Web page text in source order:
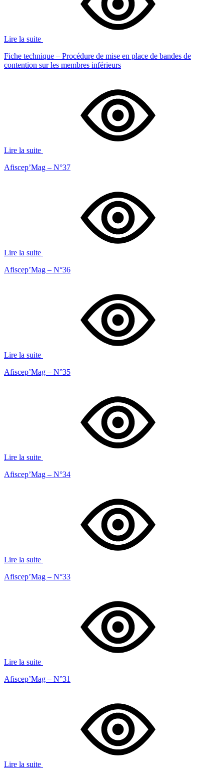
Lire la suite
Fiche technique – Procédure de mise en place de bandes de
contention sur les membres inférieurs
Lire la suite
Afiscep’Mag – N°37
Lire la suite
Afiscep’Mag – N°36
Lire la suite
Afiscep’Mag – N°35
Lire la suite
Afiscep’Mag – N°34
Lire la suite
Afiscep’Mag – N°33
Lire la suite
Afiscep’Mag – N°31
Lire la suite